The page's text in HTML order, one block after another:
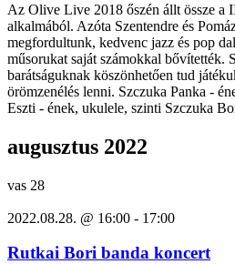
Az Olive Live 2018 őszén állt össze a
alkalmából. Azóta Szentendre és
megfordultunk, kedvenc jazz és pop
műsorukat saját számokkal bővítették.
barátságuknak köszönhetően tud
örömzenélés lenni. Szczuka Panka -
Eszti - ének, ukulele, szinti Szczuka
augusztus 2022
vas 28
2022.08.28. @ 16:00 - 17:00
Rutkai Bori banda koncert